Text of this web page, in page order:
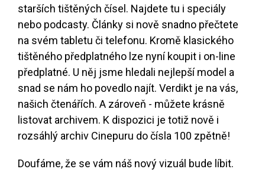
starších tištěných čísel. Najdete tu i speciály
nebo podcasty. Články si nově snadno přečtete
na svém tabletu či telefonu. Kromě klasického
tištěného předplatného lze nyní koupit i on-line
předplatné. U něj jsme hledali nejlepší model a
snad se nám ho povedlo najít. Verdikt je na vás,
našich čtenářích. A zároveň - můžete krásně
listovat archivem. K dispozici je totiž nově i
rozsáhlý archiv Cinepuru do čísla 100 zpětně!
Doufáme, že se vám náš nový vizuál bude líbit.